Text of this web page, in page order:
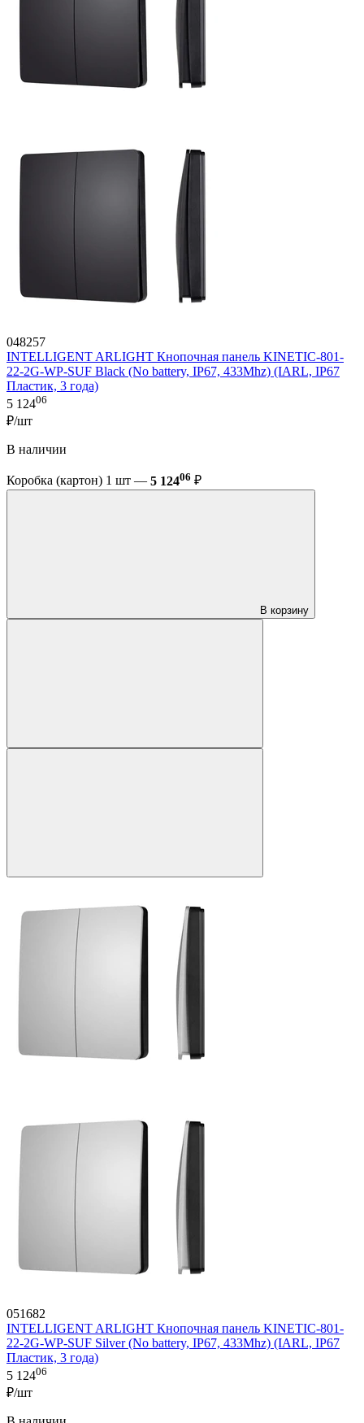
048257
INTELLIGENT ARLIGHT Кнопочная панель KINETIC-801-
22-2G-WP-SUF Black (No battery, IP67, 433Mhz) (IARL, IP67
Пластик, 3 года)
5 12406
₽/шт
В наличии
Коробка (картон) 1 шт — 5 12406 ₽
В корзину
051682
INTELLIGENT ARLIGHT Кнопочная панель KINETIC-801-
22-2G-WP-SUF Silver (No battery, IP67, 433Mhz) (IARL, IP67
Пластик, 3 года)
5 12406
₽/шт